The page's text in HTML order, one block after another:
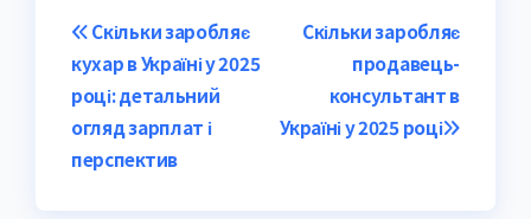
Post
navigation
Скільки заробляє
продавець-
консультант в
Україні у 2025 році
Скільки заробляє
кухар в Україні у 2025
році: детальний
огляд зарплат і
перспектив